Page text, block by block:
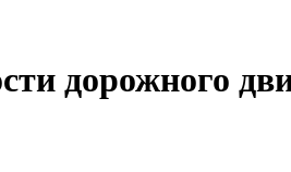
дорожного